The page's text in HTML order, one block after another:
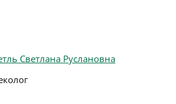
Светлана Руслановна